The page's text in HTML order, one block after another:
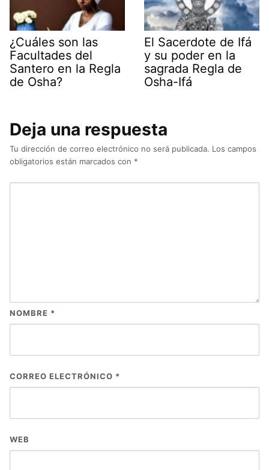
¿Cuáles son las
Facultades del
Santero en la Regla
de Osha?
El Sacerdote de Ifá
y su poder en la
sagrada Regla de
Osha-Ifá
Deja una respuesta
Tu dirección de correo electrónico no será publicada. Los campos
obligatorios están marcados con *
NOMBRE *
CORREO ELECTRÓNICO *
WEB